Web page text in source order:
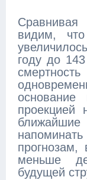
видим,
году до
проекцией
прогнозам,
меньше
будущей